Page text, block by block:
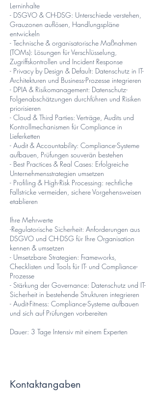
Lerninhalte
- DSGVO & CH-DSG: Unterschiede verstehen,
Grauzonen auflösen, Handlungspläne
entwickeln
- Technische & organisatorische Maßnahmen
(TOMs): Lösungen für Verschlüsselung,
Zugriffskontrollen und Incident Response
- Privacy by Design & Default: Datenschutz in IT-
Architekturen und Business-Prozesse integrieren
- DPIA & Risikomanagement: Datenschutz-
Folgenabschätzungen durchführen und Risiken
priorisieren
- Cloud & Third Parties: Verträge, Audits und
Kontrollmechanismen für Compliance in
Lieferketten
- Audit & Accountability: Compliance-Systeme
aufbauen, Prüfungen souverän bestehen
- Best Practices & Real Cases: Erfolgreiche
Unternehmensstrategien umsetzen
- Profiling & High-Risk Processing: rechtliche
Fallstricke vermeiden, sichere Vorgehensweisen
etablieren
Ihre Mehrwerte
-Regulatorische Sicherheit: Anforderungen aus
DSGVO und CH-DSG für Ihre Organisation
kennen & umsetzen
- Umsetzbare Strategien: Frameworks,
Checklisten und Tools für IT- und Compliance-
Prozesse
- Stärkung der Governance: Datenschutz und IT-
Sicherheit in bestehende Strukturen integrieren
- Audit-Fitness: Compliance-Systeme aufbauen
und sich auf Prüfungen vorbereiten
Dauer: 3 Tage Intensiv mit einem Experten
Kontaktangaben